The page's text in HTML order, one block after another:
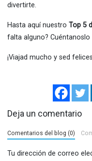
divertirte.
Hasta aquí nuestro Top 5
falta alguno?
¡Viajad mucho y sed
Deja un comentario
Comentarios del blog (0)
Tu dirección de correo